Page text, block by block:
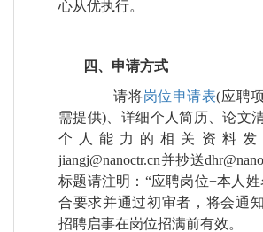
心从优执行。
四、申请方式
请将岗位申请表(应聘
需提供) 、详细个人简历、论文
个人能力的相关资料发
jiangj@nanoctr.cn并抄送
标题请注明： “应聘岗位+本人姓
合要求并通过初审者，将会通
招聘启事在岗位招满前有效。